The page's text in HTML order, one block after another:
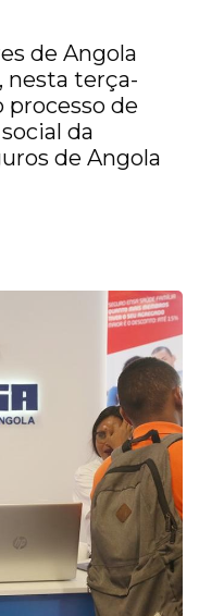
de Angola
nesta terça-
processo de
da
de Angola